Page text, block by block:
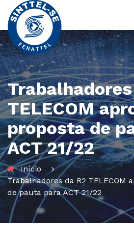
TELECOM
proposta de
ACT 21/22
Início
Trabalhadores da R2 TELECOM
de pauta para ACT 21/22